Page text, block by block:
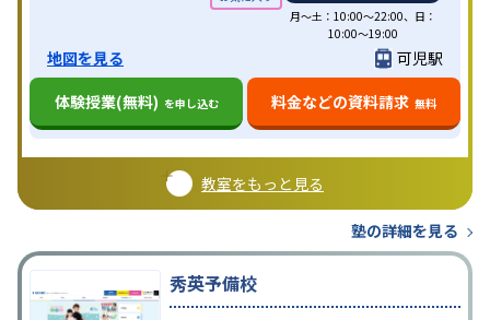
月〜土：10:00〜22:00、日：
10:00〜19:00
地図を見る
可児駅
体験授業(無料) を申し込む 料金などの資料請求 無料
教室をもっと見る
塾の詳細を見る
秀英予備校